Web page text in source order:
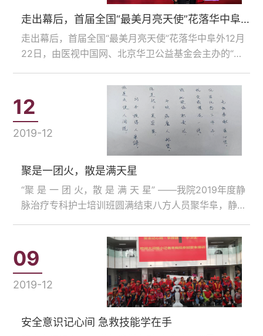
走出幕后，首届全国“最美月亮天使”花落华中阜外
走出幕后，首届全国“最美月亮天使”花落华中阜外12月
22日，由医视中国网、北京华卫公益基金会主办的“寻
家评审和层层选拔，华中阜外医院手术室护士长林鹏辉
被评选为全国“最美月亮天使”，成为首届全国50位获此
殊荣的……...
12
2019-12
聚是一团火，散是满天星
“聚 是 一 团 火，散 是 满 天 星” ——我院2019年度静
脉治疗专科护士培训班圆满结束八方人员聚华阜，静疗
2020年）》、《专科护理领域护士培训大纲》等文件
要求，为促进河南省静脉治疗护理水平的同……...
09
2019-12
安全意识记心间 急救技能学在手